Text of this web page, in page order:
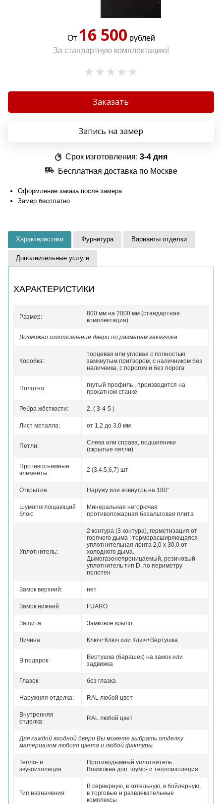
От 16 500 рублей
За стандартную комплектацию!
Заказать
Запись на замер
Срок изготовления: 3-4 дня
Бесплатная доставка по Москве
Оформление заказа после замера
Замер бесплатно
Характеристики Фурнитура Варианты отделки
Дополнительные услуги
ХАРАКТЕРИСТИКИ
Размер:
800 мм на 2000 мм (стандартная
комплектация)
Возможно изготовление двери по размерам заказчика.
Коробка:
торцевая или угловая с полностью
замкнутым притвором, с наличником без
наличника, с порогом и без порога
Полотно:
гнутый профиль , производится на
прокатном станке
Ребра жёсткости: 2, ( 3-4-5 )
Лист металла: от 1,2 до 3,0 мм
Петли:
Слева или справа, подшипники
(скрытые петли)
Противосъемные
элементы:
2 (3,4,5,6,7) шт
Открытие: Наружу или вовнутрь на 180°
Шумопоглощающий
блок:
Минеральная негорючая
противопожарная базальтовая плита
Уплотнитель:
2 контура (3 контура), герметизация от
горячего дыма : терморасширяющаяся
уплотнительная лента 2,0 х 30,0 от
холодного дыма.
Дымогазонепроницаемый, резиновый
уплотнитель тип D, по периметру
полотен
Замок верхний: нет
Замок нижний: FUARO
Защита: Замковое крыло
Личина: Ключ+Ключ или Ключ+Вертушка
В подарок:
Вертушка (барашек) на замок или
задвижка
Глазок: без глазка
Наружняя отделка: RAL любой цвет
Внутренняя
отделка:
RAL любой цвет
Для каждой входной двери Вы можете выбрать отделку
материалом любого цвета и любой фактуры.
Тепло- и
звукоизоляция:
Противодымный уплотнитель.
Возможна доп. шумо- и теплоизоляция
Тип назначения:
В серверную, в котельную, в бойлерную,
в торговые и развлекательные
комплексы